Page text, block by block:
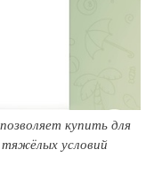
купить для
условий